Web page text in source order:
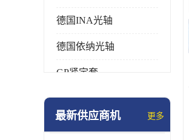
德国INA光轴
德国依纳光轴
GP紧定套
SKF轴承
最新供应商机 更多